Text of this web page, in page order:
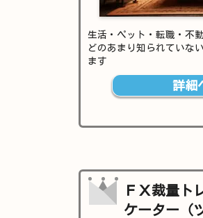
生活・ペット・転職・不
どのあまり知られていな
ます
詳細
ＦＸ裁量ト
ケーター（